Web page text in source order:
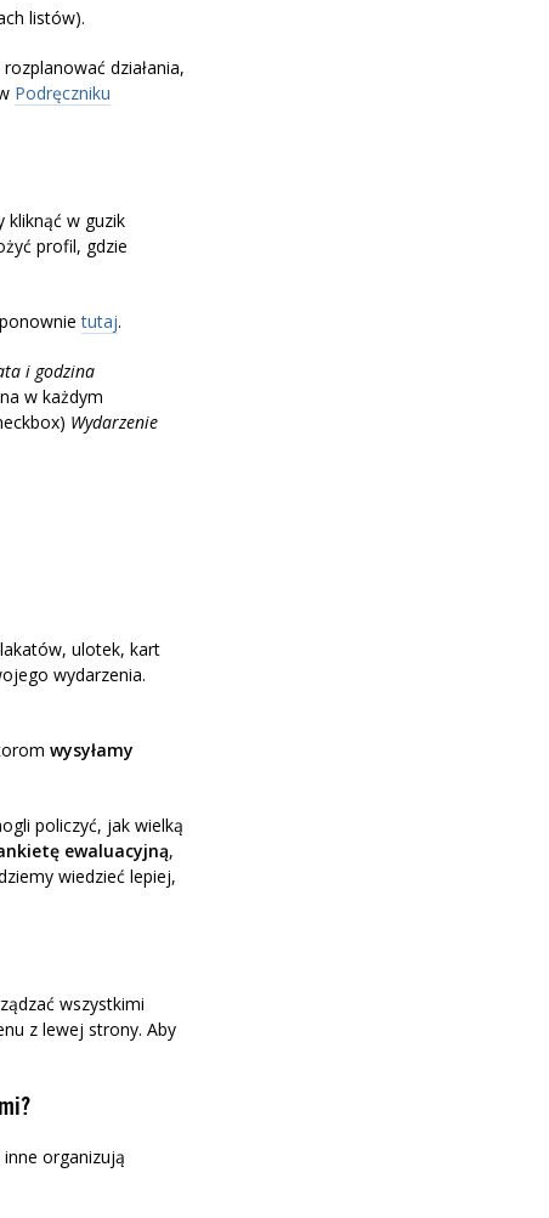
listów).
działania,
Podręczniku
kliknąć w guzik
profil, gdzie
tutaj.
i godzina
w każdym
Wydarzenie
ulotek, kart
wydarzenia.
wysyłamy
policzyć, jak wielką
ewaluacyjną,
wiedzieć lepiej,
wszystkimi
z lewej strony. Aby
organizują